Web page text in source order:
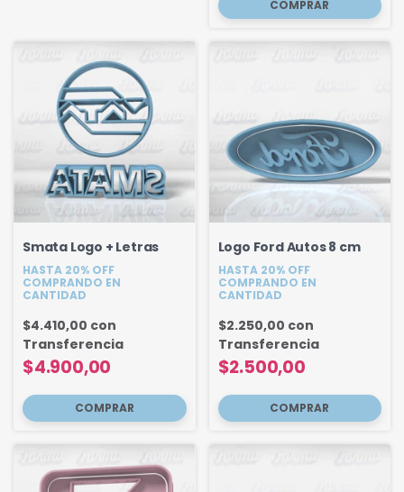
Smata Logo + Letras
HASTA 20% OFF
COMPRANDO EN
CANTIDAD
$4.900,00
$4.410,00 con
Transferencia
Logo Ford Autos 8 cm
HASTA 20% OFF
COMPRANDO EN
CANTIDAD
$2.500,00
$2.250,00 con
Transferencia